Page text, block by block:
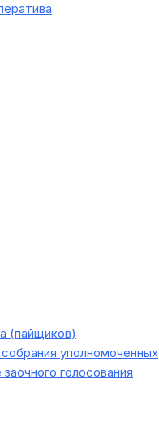
(пайщиков)
уполномоченных
голосования